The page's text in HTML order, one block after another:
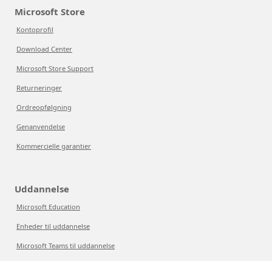
Microsoft Store
Kontoprofil
Download Center
Microsoft Store Support
Returneringer
Ordreopfølgning
Genanvendelse
Kommercielle garantier
Uddannelse
Microsoft Education
Enheder til uddannelse
Microsoft Teams til uddannelse